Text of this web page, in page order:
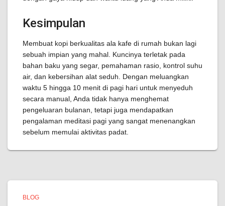
Kesimpulan
Membuat kopi berkualitas ala kafe di rumah bukan lagi
sebuah impian yang mahal. Kuncinya terletak pada
bahan baku yang segar, pemahaman rasio, kontrol suhu
air, dan kebersihan alat seduh. Dengan meluangkan
waktu 5 hingga 10 menit di pagi hari untuk menyeduh
secara manual, Anda tidak hanya menghemat
pengeluaran bulanan, tetapi juga mendapatkan
pengalaman meditasi pagi yang sangat menenangkan
sebelum memulai aktivitas padat.
BLOG